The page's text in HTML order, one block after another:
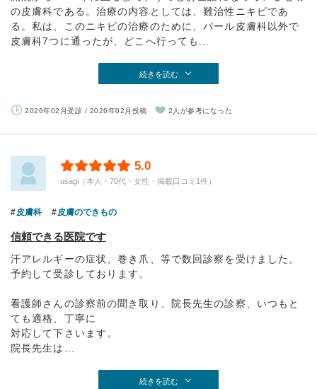
の皮膚科である。治療の内容としては、難治性ニキビであ
る。私は、このニキビの治療のために、パール皮膚科以外で
皮膚科7つに通ったが、どこへ行っても...
続きを読む
2026年02月受診 / 2026年02月投稿 2人が参考になった
5.0
usagi（本人・70代・女性・掲載口コミ1件）
皮膚科 皮膚のできもの
信頼できる医院です
汗アレルギーの症状、巻き爪、等で数回診察を受けました。
予約して受診しております。
看護師さんの診察前の聞き取り、院長先生の診察、いつもと
ても適格、丁寧に
対応して下さいます。
院長先生は...
続きを読む